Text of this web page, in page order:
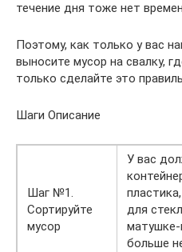
течение дня тоже нет
Поэтому, как только у вас
выносите мусор на свалку,
только сделайте это
Шаги Описание
Шаг №1.
Сортируйте
мусор
У вас
для
матушке-
больше